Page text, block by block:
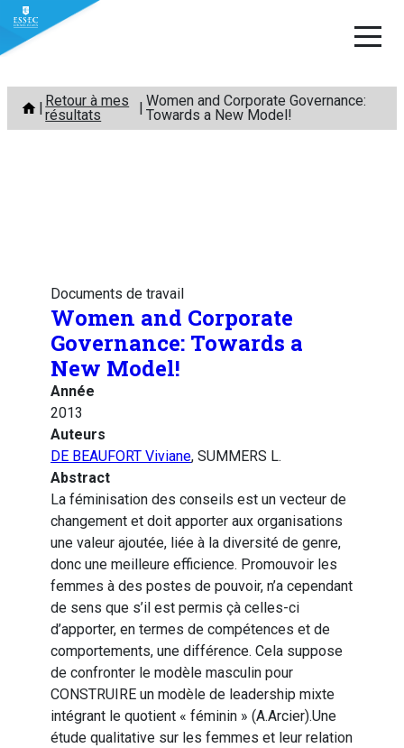
Aller
contenu
Retour à mes
résultats
Women and Corporate Governance:
Towards a New Model!
Documents de travail
Women and Corporate
Governance: Towards a
New Model!
Année
2013
Auteurs
DE BEAUFORT Viviane, SUMMERS L.
Abstract
La féminisation des conseils est un vecteur de
changement et doit apporter aux organisations
une valeur ajoutée, liée à la diversité de genre,
donc une meilleure efficience. Promouvoir les
femmes à des postes de pouvoir, n’a cependant
de sens que s’il est permis çà celles-ci
d’apporter, en termes de compétences et de
comportements, une différence. Cela suppose
de confronter le modèle masculin pour
CONSTRUIRE un modèle de leadership mixte
intégrant le quotient « féminin » (A.Arcier).Une
étude qualitative sur les femmes et leur relation